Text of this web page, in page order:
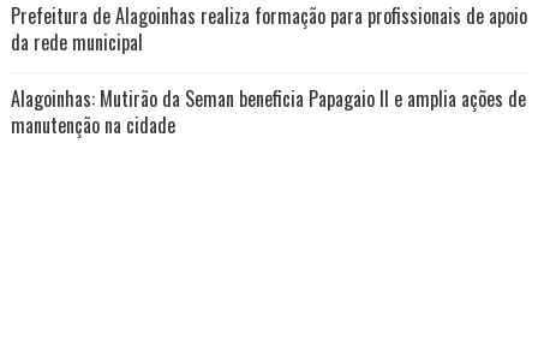
Prefeitura de Alagoinhas realiza formação para profissionais de apoio
da rede municipal
Alagoinhas: Mutirão da Seman beneficia Papagaio II e amplia ações de
manutenção na cidade